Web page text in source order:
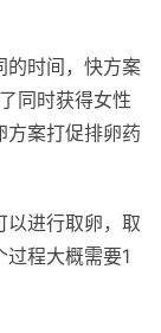
的时间，快方案
同时获得女性
方案打促排卵药
以进行取卵，取
程大概需要1